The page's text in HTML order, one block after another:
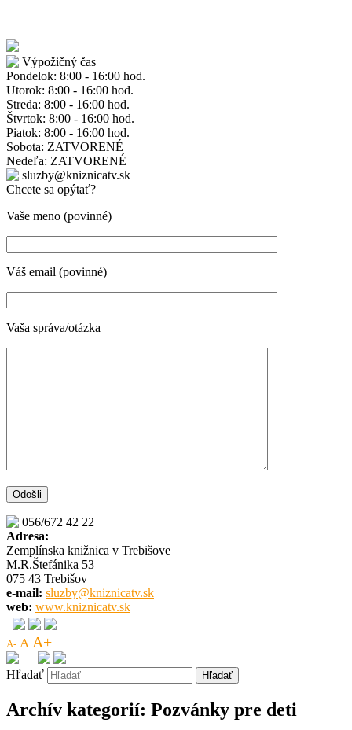
Výpožičný čas
Pondelok: 8:00 - 16:00 hod.
Utorok: 8:00 - 16:00 hod.
Streda: 8:00 - 16:00 hod.
Štvrtok: 8:00 - 16:00 hod.
Piatok: 8:00 - 16:00 hod.
Sobota: ZATVORENÉ
Nedeľa: ZATVORENÉ
sluzby@kniznicatv.sk
Chcete sa opýtať?
Vaše meno (povinné)
Váš email (povinné)
Vaša správa/otázka
056/672 42 22
Adresa:
Zemplínska knižnica v Trebišove
M.R.Štefánika 53
075 43 Trebišov
e-mail: sluzby@kniznicatv.sk
web: www.kniznicatv.sk
A- A A+
Hľadať
Archív kategorií: Pozvánky pre deti